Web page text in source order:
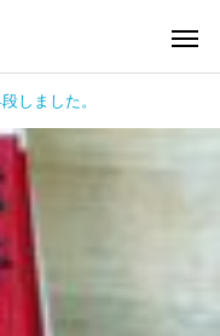
しました。